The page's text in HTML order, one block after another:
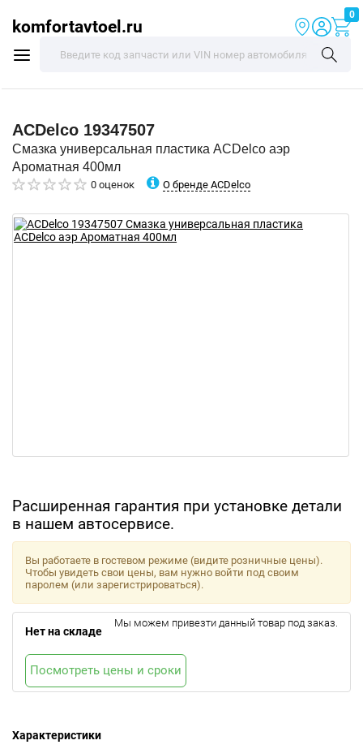
komfortavtoel.ru
0
ACDelco 19347507
Смазка универсальная пластика ACDelco аэр
Ароматная 400мл
0 оценок О бренде ACDelco
Расширенная гарантия при установке детали
в нашем автосервисе.
Характеристики
Вы работаете в гостевом режиме (видите розничные цены).
Чтобы увидеть свои цены, вам нужно войти под своим
паролем (или зарегистрироваться).
Нет на складе
Мы можем привезти данный товар под заказ.
Посмотреть цены и сроки